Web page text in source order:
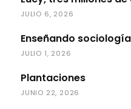
JULIO 6, 2026
Enseñando
JULIO 1, 2026
Plantaciones
JUNIO 22, 2026